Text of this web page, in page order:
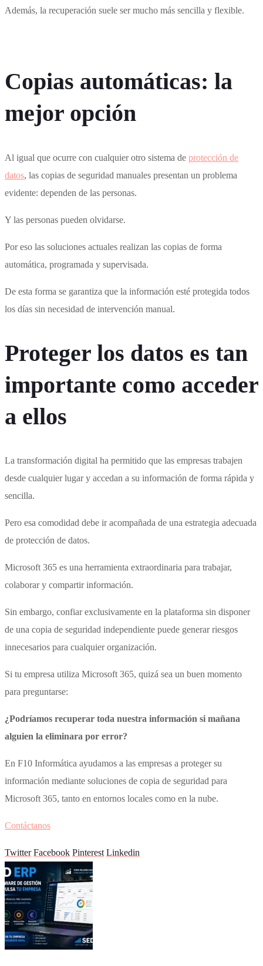
Además, la recuperación suele ser mucho más sencilla y flexible.
Copias automáticas: la
mejor opción
Al igual que ocurre con cualquier otro sistema de protección de
datos, las copias de seguridad manuales presentan un problema
evidente: dependen de las personas.
Y las personas pueden olvidarse.
Por eso las soluciones actuales realizan las copias de forma
automática, programada y supervisada.
De esta forma se garantiza que la información esté protegida todos
los días sin necesidad de intervención manual.
Proteger los datos es tan
importante como acceder
a ellos
La transformación digital ha permitido que las empresas trabajen
desde cualquier lugar y accedan a su información de forma rápida y
sencilla.
Pero esa comodidad debe ir acompañada de una estrategia adecuada
de protección de datos.
Microsoft 365 es una herramienta extraordinaria para trabajar,
colaborar y compartir información.
Sin embargo, confiar exclusivamente en la plataforma sin disponer
de una copia de seguridad independiente puede generar riesgos
innecesarios para cualquier organización.
Si tu empresa utiliza Microsoft 365, quizá sea un buen momento
para preguntarse:
¿Podríamos recuperar toda nuestra información si mañana
alguien la eliminara por error?
En F10 Informática ayudamos a las empresas a proteger su
información mediante soluciones de copia de seguridad para
Microsoft 365, tanto en entornos locales como en la nube.
Contáctanos
Twitter Facebook Pinterest Linkedin